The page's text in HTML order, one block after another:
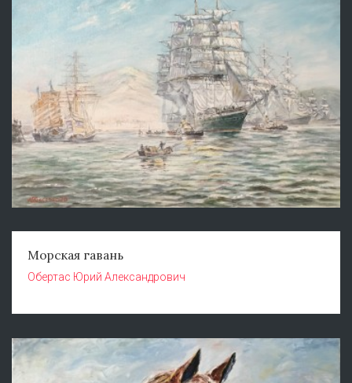
Морская гавань
Обертас Юрий Александрович